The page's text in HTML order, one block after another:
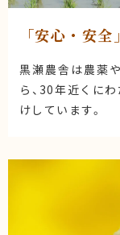
「安心・安
黒瀬農舎は農薬
ら、30年近くに
けしています。